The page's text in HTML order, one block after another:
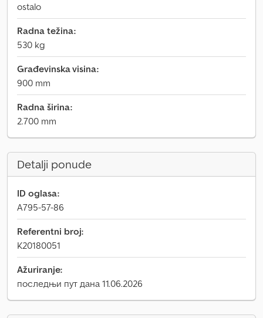
ostalo
Radna težina:
530 kg
Građevinska visina:
900 mm
Radna širina:
2.700 mm
Detalji ponude
ID oglasa:
A795-57-86
Referentni broj:
K20180051
Ažuriranje:
последњи пут дана 11.06.2026